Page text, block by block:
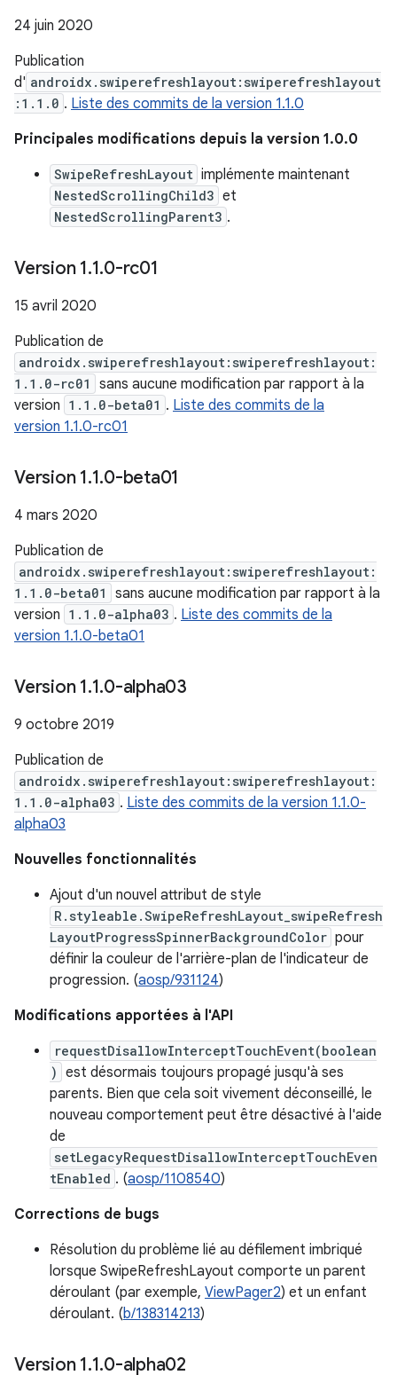
24 juin 2020
Publication
d' androidx.swiperefreshlayout:swiperefreshlayout
:1.1.0 . Liste des commits de la version 1.1.0
Principales modifications depuis la version 1.0.0
SwipeRefreshLayout implémente maintenant
NestedScrollingChild3 et
NestedScrollingParent3 .
Version 1.1.0-rc01
15 avril 2020
Publication de
androidx.swiperefreshlayout:swiperefreshlayout:
1.1.0-rc01
sans aucune modification par rapport à la
version 1.1.0-beta01 . Liste des commits de la
version 1.1.0-rc01
Version 1.1.0-beta01
4 mars 2020
Publication de
androidx.swiperefreshlayout:swiperefreshlayout:
1.1.0-beta01
sans aucune modification par rapport à la
version 1.1.0-alpha03 . Liste des commits de la
version 1.1.0-beta01
Version 1.1.0-alpha03
9 octobre 2019
Publication de
androidx.swiperefreshlayout:swiperefreshlayout:
1.1.0-alpha03 . Liste des commits de la version 1.1.0-
alpha03
Nouvelles fonctionnalités
Ajout d'un nouvel attribut de style
R.styleable.SwipeRefreshLayout_swipeRefresh
LayoutProgressSpinnerBackgroundColor pour
définir la couleur de l'arrière-plan de l'indicateur de
progression. (aosp/931124)
Modifications apportées à l'API
requestDisallowInterceptTouchEvent(boolean
) est désormais toujours propagé jusqu'à ses
parents. Bien que cela soit vivement déconseillé, le
nouveau comportement peut être désactivé à l'aide
de
setLegacyRequestDisallowInterceptTouchEven
tEnabled . (aosp/1108540)
Corrections de bugs
Résolution du problème lié au défilement imbriqué
lorsque SwipeRefreshLayout comporte un parent
déroulant (par exemple, ViewPager2) et un enfant
déroulant. (b/138314213)
Version 1.1.0-alpha02